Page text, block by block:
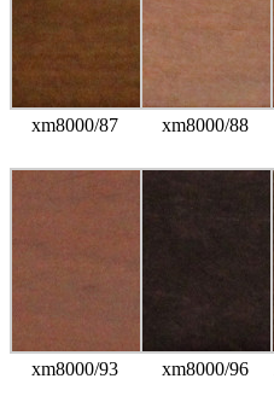
xm8000/87 xm8000/88
xm8000/93 xm8000/96